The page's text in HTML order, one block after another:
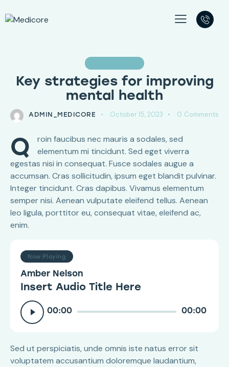
Key strategies for improving
mental health
ADMIN_MEDICORE October 15, 2023 0 Comments
Q
roin faucibus nec mauris a sodales, sed
elementum mi tincidunt. Sed eget viverra
egestas nisi in consequat. Fusce sodales augue a
accumsan. Cras sollicitudin, ipsum eget blandit pulvinar.
Integer tincidunt. Cras dapibus. Vivamus elementum
semper nisi. Aenean vulputate eleifend tellus. Aenean
leo ligula, porttitor eu, consequat vitae, eleifend ac,
enim.
Now Playing
Amber Nelson
Insert Audio Title Here
Audio
Player
00:00 00:00
Sed ut perspiciatis, unde omnis iste natus error sit
voluptatem accusantium doloremque laudantium,